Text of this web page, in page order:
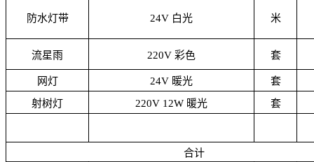
防水灯带 24V 白光 米
流星雨 220V 彩色 套
网灯 24V 暖光
套
射树灯
220V 12W 暖光 套
合计